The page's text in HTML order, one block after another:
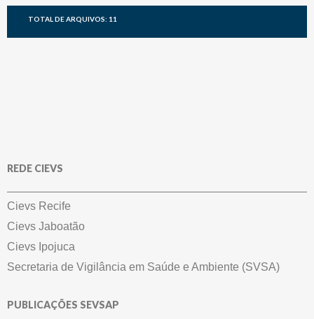
TOTAL DE ARQUIVOS: 11
REDE CIEVS
Cievs Recife
Cievs Jaboatão
Cievs Ipojuca
Secretaria de Vigilância em Saúde e Ambiente (SVSA)
PUBLICAÇÕES SEVSAP